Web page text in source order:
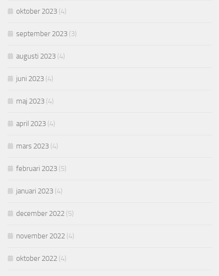
oktober 2023 (4)
september 2023 (3)
augusti 2023 (4)
juni 2023 (4)
maj 2023 (4)
april 2023 (4)
mars 2023 (4)
februari 2023 (5)
januari 2023 (4)
december 2022 (5)
november 2022 (4)
oktober 2022 (4)